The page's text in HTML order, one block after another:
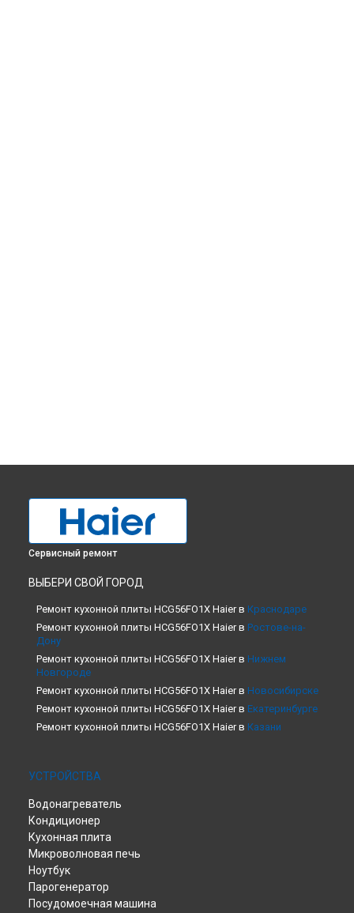
Сервисный ремонт
ВЫБЕРИ СВОЙ ГОРОД
Ремонт кухонной плиты HCG56FO1X Haier в Краснодаре
Ремонт кухонной плиты HCG56FO1X Haier в Ростове-на-
Дону
Ремонт кухонной плиты HCG56FO1X Haier в Нижнем
Новгороде
Ремонт кухонной плиты HCG56FO1X Haier в Новосибирске
Ремонт кухонной плиты HCG56FO1X Haier в Екатеринбурге
Ремонт кухонной плиты HCG56FO1X Haier в Казани
Петербурге
УСТРОЙСТВА
Водонагреватель
Кондиционер
Кухонная плита
Микроволновая печь
Ноутбук
Парогенератор
Посудомоечная машина